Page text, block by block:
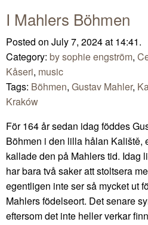
I Mahlers Böhmen
Posted on July 7, 2024 at 14:41.
Category: by sophie engström,
Kåseri, music
Tags: Böhmen, Gustav Mahler,
Kraków
För 164 år sedan idag föddes
Böhmen i den lilla hålan Kaliště,
kallade den på Mahlers tid. Idag
har bara två saker att stoltsera
egentligen inte ser så mycket ut
Mahlers födelseort. Det senare
eftersom det inte heller verkar